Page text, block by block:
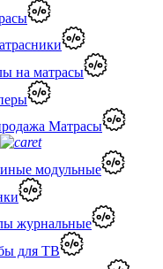
на матрасы
Матрасы
модульные
журнальные
для ТВ